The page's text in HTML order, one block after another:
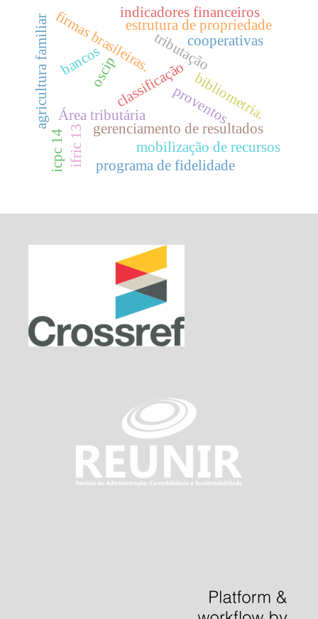
classificação
Área tributária
tributação
gerenciamento de resultados
estrutura de propriedade
firmas brasileiras.
agricultura familiar bibliometria.
bancos
mobilização de recursos
oscip
ifric 13 programa de fidelidade
icpc 14
indicadores financeiros
cooperativas
proventos